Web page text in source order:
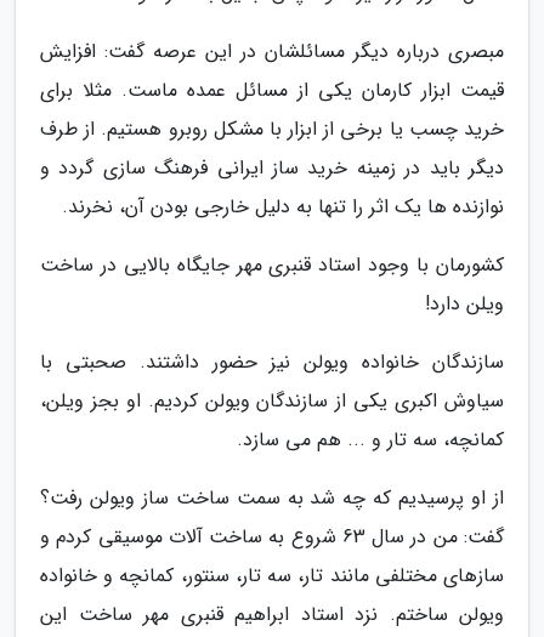
مبصری درباره دیگر مسائلشان در این عرصه گفت: افزایش
قیمت ابزار کارمان یکی از مسائل عمده ماست. مثلا برای
خرید چسب یا برخی از ابزار با مشکل روبرو هستیم. از طرف
دیگر باید در زمینه خرید ساز ایرانی فرهنگ سازی گردد و
نوازنده ها یک اثر را تنها به دلیل خارجی بودن آن، نخرند.
کشورمان با وجود استاد قنبری مهر جایگاه بالایی در ساخت
ویلن دارد!
سازندگان خانواده ویولن نیز حضور داشتند. صحبتی با
سیاوش اکبری یکی از سازندگان ویولن کردیم. او بجز ویلن،
کمانچه، سه تار و ... هم می سازد.
از او پرسیدیم که چه شد به سمت ساخت ساز ویولن رفت؟
گفت: من در سال 63 شروع به ساخت آلات موسیقی کردم و
سازهای مختلفی مانند تار، سه تار، سنتور، کمانچه و خانواده
ویولن ساختم. نزد استاد ابراهیم قنبری مهر ساخت این